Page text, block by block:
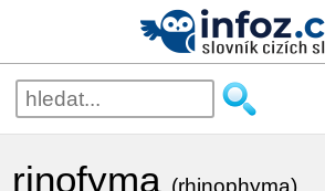
rinofyma (rhinophyma)